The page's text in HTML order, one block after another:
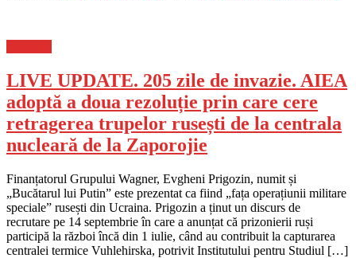
LIVE UPDATE. 205 zile de invazie. AIEA
adoptă a doua rezoluție prin care cere
retragerea trupelor rusești de la centrala
nucleară de la Zaporojie
Finanțatorul Grupului Wagner, Evgheni Prigozin, numit și
„Bucătarul lui Putin” este prezentat ca fiind „fața operațiunii militare
speciale” rusești din Ucraina. Prigozin a ținut un discurs de
recrutare pe 14 septembrie în care a anunțat că prizonierii ruși
participă la război încă din 1 iulie, când au contribuit la capturarea
centralei termice Vuhlehirska, potrivit Institutului pentru Studiul […]